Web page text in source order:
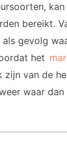
bereikt.
als gevolg
het
zijn van de
waar